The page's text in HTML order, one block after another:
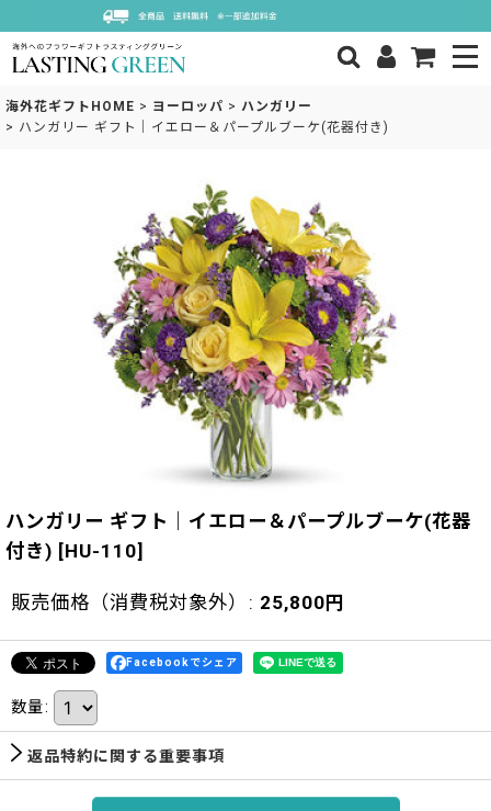
海外花ギフトHOME > ヨーロッパ > ハンガリー
> ハンガリー ギフト｜イエロー＆パープルブーケ(花器付き)
ハンガリー ギフト｜イエロー＆パープルブーケ(花器
付き) [HU-110]
販売価格（消費税対象外） : 25,800 円
Facebookでシェア
数量:
返品特約に関する重要事項